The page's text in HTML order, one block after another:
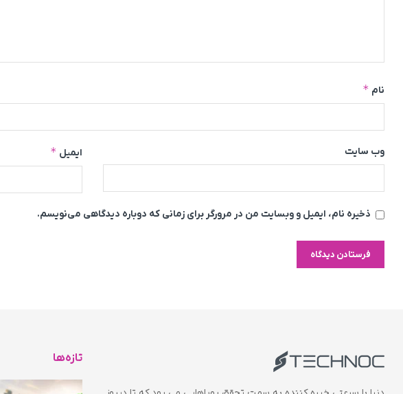
نام *
ایمیل * وب‌ سایت
ذخیره نام، ایمیل و وبسایت من در مرورگر برای زمانی که دوباره دیدگاهی می‌نویسم.
تازه‌ها